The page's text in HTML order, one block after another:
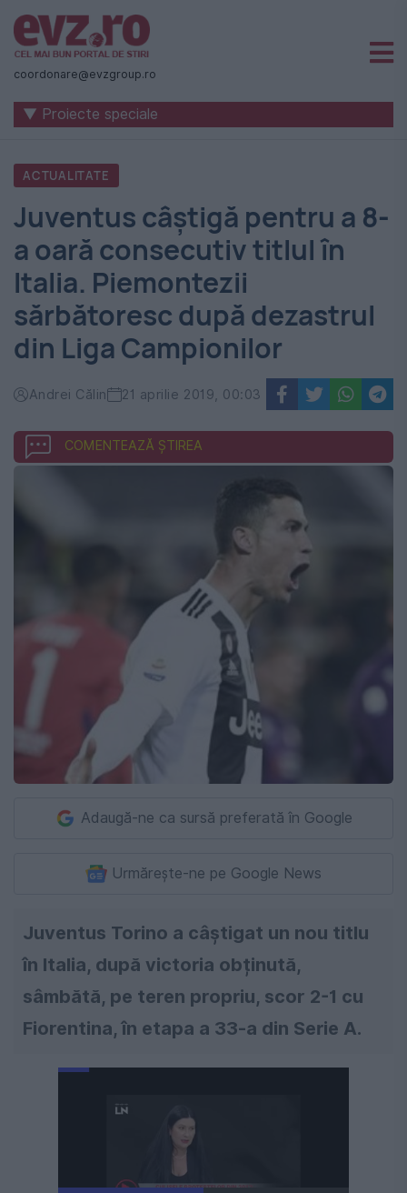
Știri
naționale
internaționale
România
-
Evenimentul
Zilei
coordonare@evzgroup.ro
▼ Proiecte speciale
ACTUALITATE
Juventus câștigă pentru a 8-
a oară consecutiv titlul în
Italia. Piemontezii
sărbătoresc după dezastrul
din Liga Campionilor
Andrei Călin 21 aprilie 2019, 00:03
COMENTEAZĂ ȘTIREA
Adaugă-ne ca sursă preferată în Google
Urmărește-ne pe Google News
Juventus Torino a câștigat un nou titlu
în Italia, după victoria obținută,
sâmbătă, pe teren propriu, scor 2-1 cu
Fiorentina, în etapa a 33-a din Serie A.